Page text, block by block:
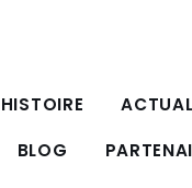
BLOG